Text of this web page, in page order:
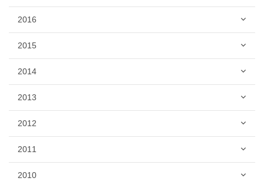
2016
2015
2014
2013
2012
2011
2010